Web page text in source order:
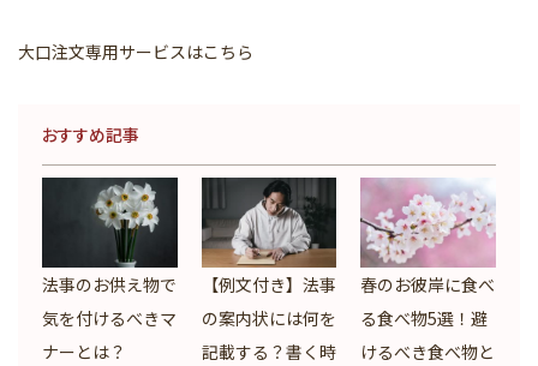
大口注文専用サービスはこちら
おすすめ記事
法事のお供え物で
気を付けるべきマ
ナーとは？
【例文付き】法事
の案内状には何を
記載する？書く時
春のお彼岸に食べ
る食べ物5選！避
けるべき食べ物と